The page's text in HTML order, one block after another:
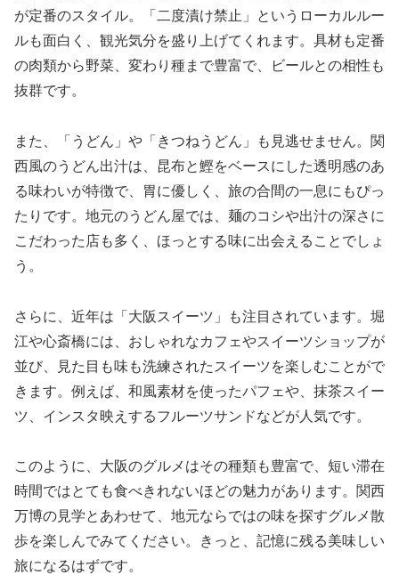
が定番のスタイル。「二度漬け禁止」というローカルルー
ルも面白く、観光気分を盛り上げてくれます。具材も定番
の肉類から野菜、変わり種まで豊富で、ビールとの相性も
抜群です。
また、「うどん」や「きつねうどん」も見逃せません。関
西風のうどん出汁は、昆布と鰹をベースにした透明感のあ
る味わいが特徴で、胃に優しく、旅の合間の一息にもぴっ
たりです。地元のうどん屋では、麺のコシや出汁の深さに
こだわった店も多く、ほっとする味に出会えることでしょ
う。
さらに、近年は「大阪スイーツ」も注目されています。堀
江や心斎橋には、おしゃれなカフェやスイーツショップが
並び、見た目も味も洗練されたスイーツを楽しむことがで
きます。例えば、和風素材を使ったパフェや、抹茶スイー
ツ、インスタ映えするフルーツサンドなどが人気です。
このように、大阪のグルメはその種類も豊富で、短い滞在
時間ではとても食べきれないほどの魅力があります。関西
万博の見学とあわせて、地元ならではの味を探すグルメ散
歩を楽しんでみてください。きっと、記憶に残る美味しい
旅になるはずです。